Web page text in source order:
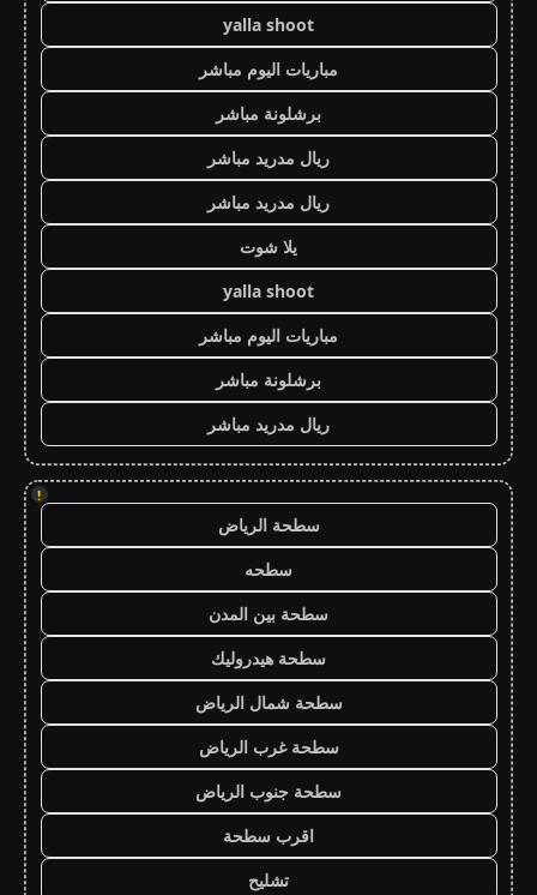
yalla shoot
مباريات اليوم مباشر
برشلونة مباشر
ريال مدريد مباشر
ريال مدريد مباشر
يلا شوت
yalla shoot
مباريات اليوم مباشر
برشلونة مباشر
ريال مدريد مباشر
!
سطحة الرياض
سطحه
سطحة بين المدن
سطحة هيدروليك
سطحة شمال الرياض
سطحة غرب الرياض
سطحة جنوب الرياض
اقرب سطحة
تشليح